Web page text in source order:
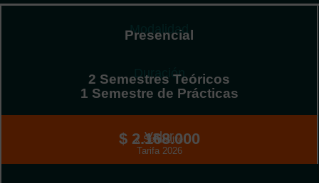
Modalidad
Presencial
Duración
2 Semestres Teóricos
1 Semestre de Prácticas
Valor
$ 2.168.000
x Semestre
Tarifa 2026